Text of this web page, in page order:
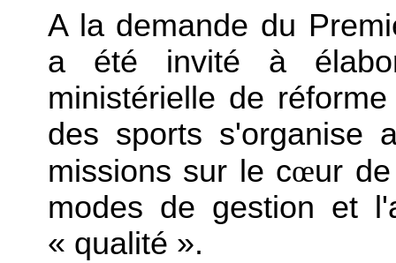
A la demande du
a été invité à
ministérielle de
des sports s'organise
missions sur le cœur
modes de gestion et
« qualité ».